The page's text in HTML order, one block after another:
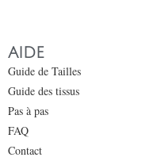
AIDE
Guide de Tailles
Guide des tissus
Pas à pas
FAQ
Contact